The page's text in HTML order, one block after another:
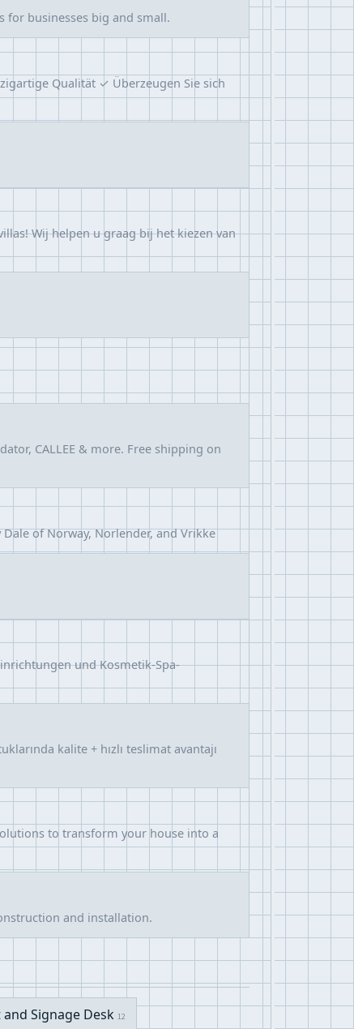
for businesses big and small.
Qualität ✓ Überzeugen Sie sich
Wij helpen u graag bij het kiezen van
CALLEE & more. Free shipping on
of Norway, Norlender, and Vrikke
und Kosmetik-Spa-
kalite + hızlı teslimat avantajı
to transform your house into a
and installation.
Signage Desk 12